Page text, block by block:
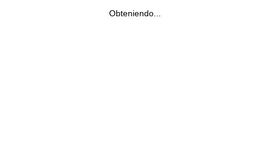
Obteniendo...